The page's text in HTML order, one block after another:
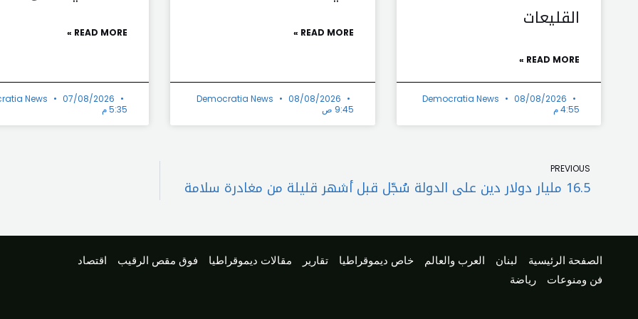
القليعات
READ MORE »
Democratia News
08/08/2026
4:55 م
READ MORE »
Democratia News
08/08/2026
9:45 ص
READ MORE »
News
07/08/2026
5:35 م
PREVIOUS
16.5 مليار دولار دين على الدولة سُجّل قبل أشهر قليلة من مغادرة سلامة
الصفحة الرئيسية لبنان العرب والعالم خاص ديموقراطيا تقارير مقالات ديموقراطيا فوق مقص الرقيب
اقتصاد
فن ومنوعات
رياضة